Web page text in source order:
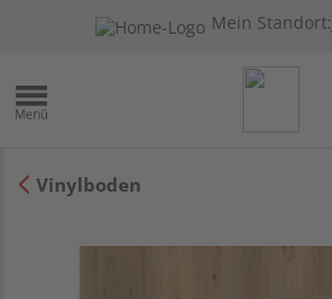
Mein Standort:
Vinylboden